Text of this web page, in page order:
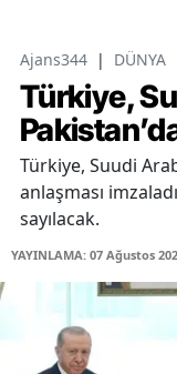
Ajans344 | DÜNYA
Türkiye,
Türkiye, Suudi
anlaşması
sayılacak.
YAYINLAMA: 07 Ağustos